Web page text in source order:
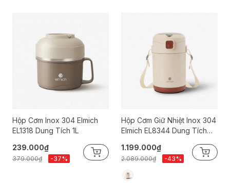
Hộp Cơm Inox 304 Elmich
EL1318 Dung Tích 1L
239.000₫
379.000₫ -37%
Hộp Cơm Giữ Nhiệt Inox 304
Elmich EL8344 Dung Tích
1.199.000₫
2.089.000₫ -43%